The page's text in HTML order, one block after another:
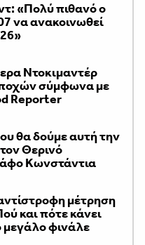
«Πολύ πιθανό ο
να ανακοινωθεί
Ντοκιμαντέρ
σύμφωνα με
Reporter
θα δούμε αυτή την
Θερινό
Κωνστάντια
μέτρηση
και πότε κάνει
μεγάλο φινάλε